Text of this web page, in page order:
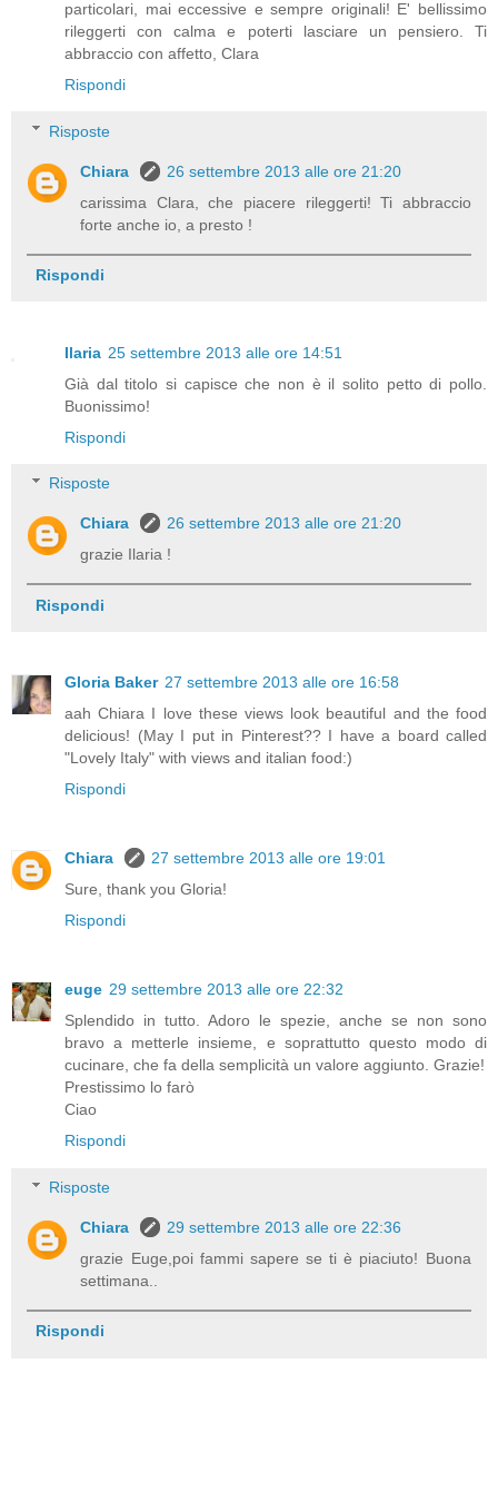
particolari, mai eccessive e sempre originali! E' bellissimo
rileggerti con calma e poterti lasciare un pensiero. Ti
abbraccio con affetto, Clara
Rispondi
Risposte
Chiara
26 settembre 2013 alle ore 21:20
carissima Clara, che piacere rileggerti! Ti abbraccio
forte anche io, a presto !
Rispondi
Ilaria 25 settembre 2013 alle ore 14:51
Già dal titolo si capisce che non è il solito petto di pollo.
Buonissimo!
Rispondi
Risposte
Chiara
26 settembre 2013 alle ore 21:20
grazie Ilaria !
Rispondi
Gloria Baker 27 settembre 2013 alle ore 16:58
aah Chiara I love these views look beautiful and the food
delicious! (May I put in Pinterest?? I have a board called
"Lovely Italy" with views and italian food:)
Rispondi
Chiara
27 settembre 2013 alle ore 19:01
Sure, thank you Gloria!
Rispondi
euge 29 settembre 2013 alle ore 22:32
Splendido in tutto. Adoro le spezie, anche se non sono
bravo a metterle insieme, e soprattutto questo modo di
cucinare, che fa della semplicità un valore aggiunto. Grazie!
Prestissimo lo farò
Ciao
Rispondi
Risposte
Chiara
29 settembre 2013 alle ore 22:36
grazie Euge,poi fammi sapere se ti è piaciuto! Buona
settimana..
Rispondi